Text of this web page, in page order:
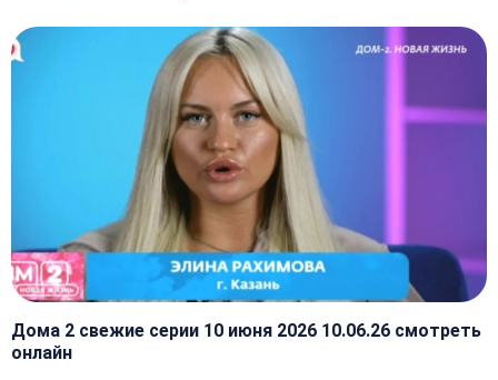
Дома 2 свежие серии 10 июня 2026 10.06.26 смотреть
онлайн